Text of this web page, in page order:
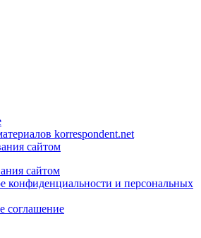
korrespondent.net
сайтом
сайтом
конфиденциальности и персональных
соглашение